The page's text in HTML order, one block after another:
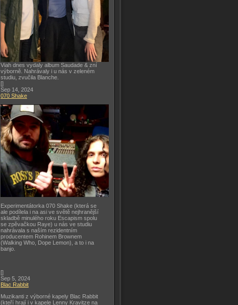
Viah dnes vydaly album Saudade & zní
výborně. Nahrávaly i u nás v zeleném
studiu, zvučila Blanche.
[]
Sep 14, 2024
070 Shake
Experimentátorka 070 Shake (která se
ale podílela i na asi ve světě nejhranější
skladbě minulého roku Escapism spolu
se zpěvačkou Raye) u nás ve studiu
nahrávala s naším rezidentním
producentem Rohinem Brownem
(Walking Who, Dope Lemon), a to i na
banjo.
[]
Sep 5, 2024
Blac Rabbit
Muzikanti z výborné kapely Blac Rabbit
(kteří hrají i v kapele Lenny Kravitze na